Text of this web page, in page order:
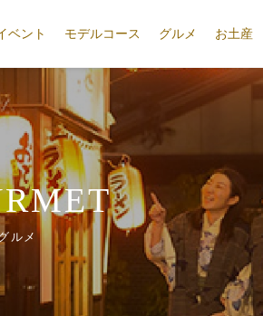
ベント モデルコース グルメ お土産
ルメ